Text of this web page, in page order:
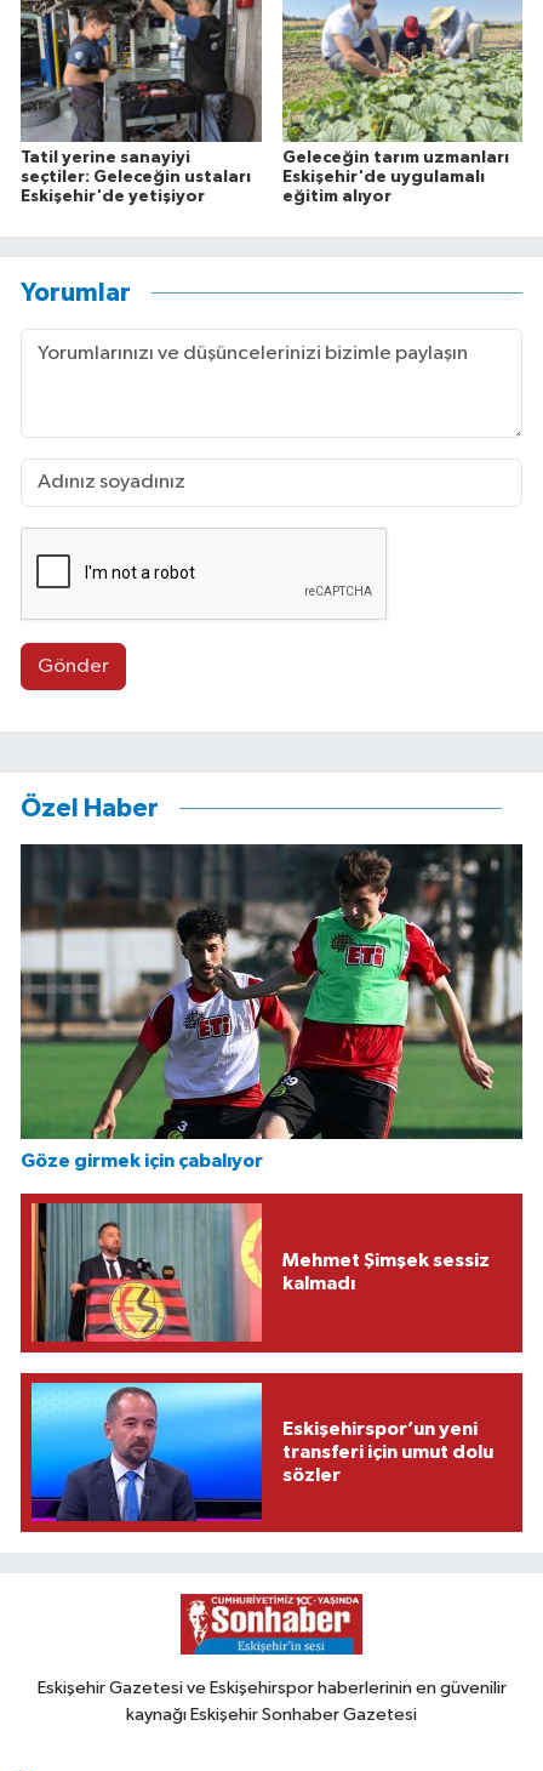
Tatil yerine sanayiyi
seçtiler: Geleceğin ustaları
Eskişehir'de yetişiyor
Geleceğin tarım uzmanları
Eskişehir'de uygulamalı
eğitim alıyor
Yorumlar
Gönder
Özel Haber
Göze girmek için çabalıyor
Mehmet Şimşek sessiz
kalmadı
Eskişehirspor’un yeni
transferi için umut dolu
sözler
Eskişehir Gazetesi ve Eskişehirspor haberlerinin en güvenilir
kaynağı Eskişehir Sonhaber Gazetesi